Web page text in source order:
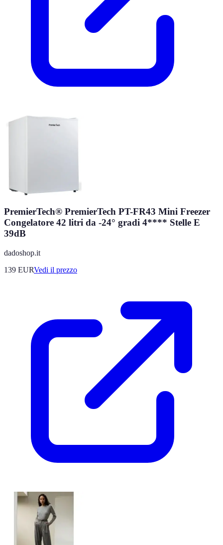
PremierTech® PremierTech PT-FR43 Mini Freezer
Congelatore 42 litri da -24° gradi 4**** Stelle E
39dB
dadoshop.it
139 EURVedi il prezzo